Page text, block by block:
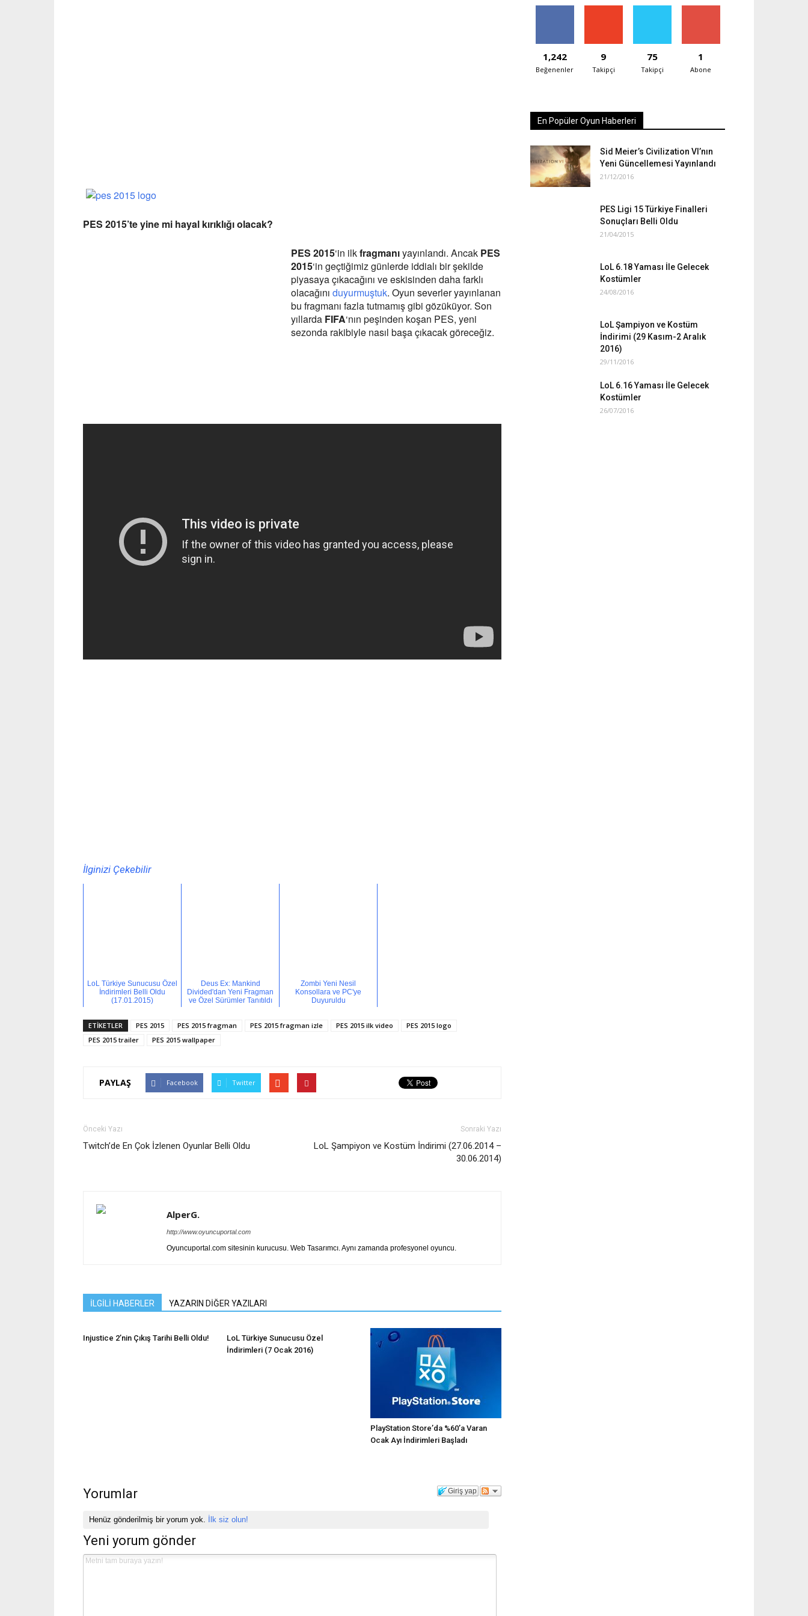
PES 2015’te yine mi hayal kırıklığı olacak?
PES 2015‘in ilkfragmanıyayınlandı. Ancak PES
2015‘in geçtiğimiz günlerde iddialı bir şekilde
piyasaya çıkacağını ve eskisinden daha farklı
olacağını duyurmuştuk. Oyun severler yayınlanan
bu fragmanı fazla tutmamış gibi gözüküyor. Son
yıllarda FIFA‘nın peşinden koşan PES, yeni
sezonda rakibiyle nasıl başa çıkacak göreceğiz.
İlginizi Çekebilir
LoL Türkiye Sunucusu Özel
İndirimleri Belli Oldu
(17.01.2015)
Deus Ex: Mankind
Divided'dan Yeni Fragman
ve Özel Sürümler Tanıtıldı
Zombi Yeni Nesil
Konsollara ve PC'ye
Duyuruldu
ETİKETLER PES 2015 PES 2015 fragman PES 2015 fragman izle PES 2015 ilk video
PES 2015 logo
PES 2015 trailer
PES 2015 wallpaper
PAYLAŞ Facebook Twitter
Önceki Yazı
Twitch’de En Çok İzlenen Oyunlar Belli Oldu
Sonraki Yazı
LoL Şampiyon ve Kostüm İndirimi (27.06.2014 –
30.06.2014)
AlperG.
http://www.oyuncuportal.com
Oyuncuportal.com sitesinin kurucusu. Web Tasarımcı. Aynı zamanda profesyonel oyuncu.
İLGİLİ HABERLER YAZARIN DİĞER YAZILARI
Injustice 2’nin Çıkış Tarihi Belli Oldu!
LoL Türkiye Sunucusu Özel
İndirimleri (7 Ocak 2016)
PlayStation Store’da %60’a Varan
Ocak Ayı İndirimleri Başladı
Giriş yap
Yorumlar
Henüz gönderilmiş bir yorum yok. İlk siz olun!
Yeni yorum gönder
1,242
Beğenenler
9
Takipçi
75
Takipçi
1
Abone
En Popüler Oyun Haberleri
Sid Meier’s Civilization VI’nın
Yeni Güncellemesi Yayınlandı
21/12/2016
PES Ligi 15 Türkiye Finalleri
Sonuçları Belli Oldu
21/04/2015
LoL 6.18 Yaması İle Gelecek
Kostümler
24/08/2016
LoL Şampiyon ve Kostüm
İndirimi (29 Kasım-2 Aralık
2016)
29/11/2016
LoL 6.16 Yaması İle Gelecek
Kostümler
26/07/2016